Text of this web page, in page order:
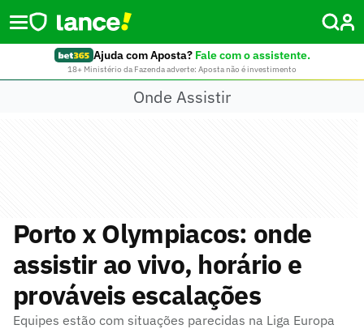
Ajuda com Aposta? Fale com o assistente.
18+ Ministério da Fazenda adverte: Aposta não é investimento
Onde Assistir
Porto x Olympiacos: onde
assistir ao vivo, horário e
prováveis escalações
Equipes estão com situações parecidas na Liga Europa